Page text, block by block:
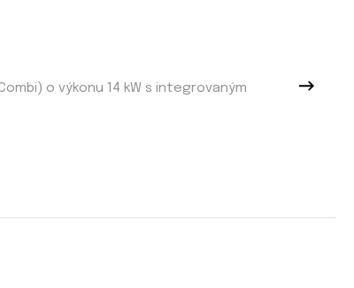
o výkonu 14 kW s integrovaným